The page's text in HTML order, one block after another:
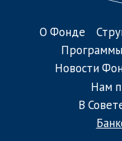
О Фонде
Программы
Новости
Нам
В